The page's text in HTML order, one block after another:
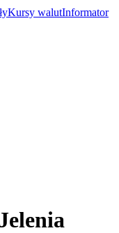
Kursy walutInformator